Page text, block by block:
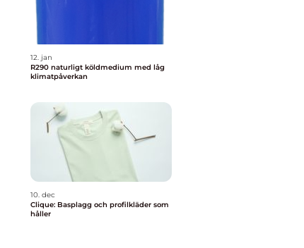
12. jan
R290 naturligt köldmedium med låg
klimatpåverkan
10. dec
Clique: Basplagg och profilkläder som
håller